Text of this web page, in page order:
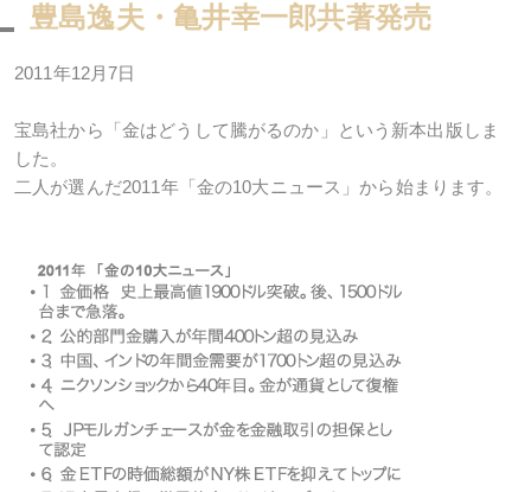
豊島逸夫・亀井幸一郎共著発売
2011年12月7日
宝島社から「金はどうして騰がるのか」という新本出版しま
した。
二人が選んだ2011年「金の10大ニュース」から始まります。